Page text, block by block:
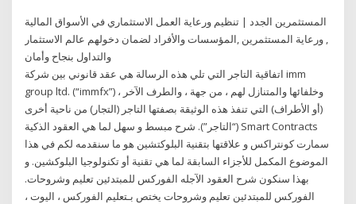
المستثمرين الجدد | تنظيم ورعاية العمل الاستثماري في الأسواق المالية
, ورعاية المستثمرين ,المؤسسات والأفراد لضمان دخولهم عالم الاستثمار
والتداول بنجاح وأمان
اتفاقية التاجر التي تلي هذه الرسالة هي عقد قانوني بين شركة imm
group ltd. (“immfx”) ، وخلفائها والمتنازل لهم ، من جهة ، والطرف الآخر
(أو الأطراف) التي تنفذ هذه الوثيقة بصفتها التاجر (التجار) من ناحية أخرى
(“التاجر”). شرح مبسط و سهل لما هي العقود الذكية Smart Contracts
سمارت كونتراكس و علاقتها بتقنية البلوكتشين هو ما سنقدمه لكم في هذا
الموضوع المكمل للأجزاء السابقة لما هي تقنية أو تكنولوجيا البلوكشين. و
بهذا سنكون شرح العقود الآجله الفوركس للمبتدئين تعليم وشروحات.
الفوركس للمبتدئين تعليم وشروحات يختص بـتعليم الفوركس ، اليوت ،